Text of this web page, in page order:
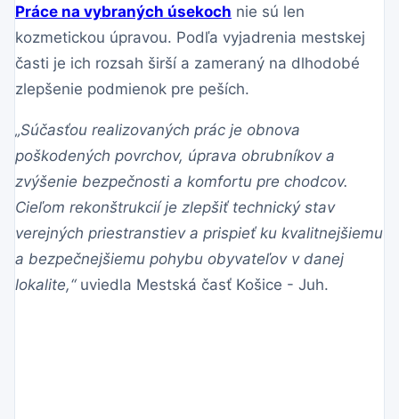
Práce na vybraných úsekoch nie sú len
kozmetickou úpravou. Podľa vyjadrenia mestskej
časti je ich rozsah širší a zameraný na dlhodobé
zlepšenie podmienok pre peších.
„Súčasťou realizovaných prác je obnova
poškodených povrchov, úprava obrubníkov a
zvýšenie bezpečnosti a komfortu pre chodcov.
Cieľom rekonštrukcií je zlepšiť technický stav
verejných priestranstiev a prispieť ku kvalitnejšiemu
a bezpečnejšiemu pohybu obyvateľov v danej
lokalite,“uviedla Mestská časť Košice - Juh.